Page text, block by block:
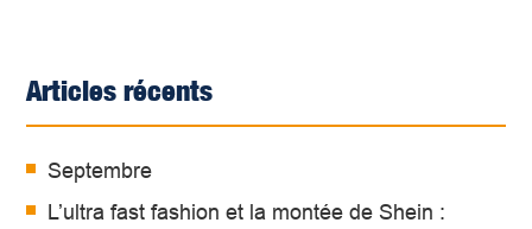
Articles récents
Septembre
L’ultra fast fashion et la montée de Shein :